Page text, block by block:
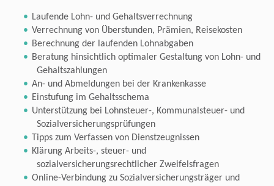
Laufende Lohn- und Gehaltsverrechnung
Verrechnung von Überstunden, Prämien, Reisekosten
Berechnung der laufenden Lohnabgaben
Beratung hinsichtlich optimaler Gestaltung von Lohn- und
Gehaltszahlungen
An- und Abmeldungen bei der Krankenkasse
Einstufung im Gehaltsschema
Unterstützung bei Lohnsteuer-, Kommunalsteuer- und
Sozialversicherungsprüfungen
Tipps zum Verfassen von Dienstzeugnissen
Klärung Arbeits-, steuer- und
sozialversicherungsrechtlicher Zweifelsfragen
Online-Verbindung zu Sozialversicherungsträger und